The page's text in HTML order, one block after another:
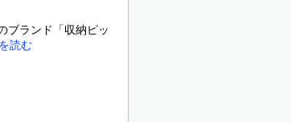
ブランド「収納ピッ
読む